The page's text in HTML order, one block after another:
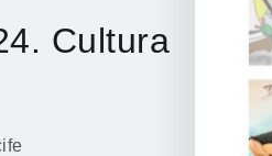
Cultura